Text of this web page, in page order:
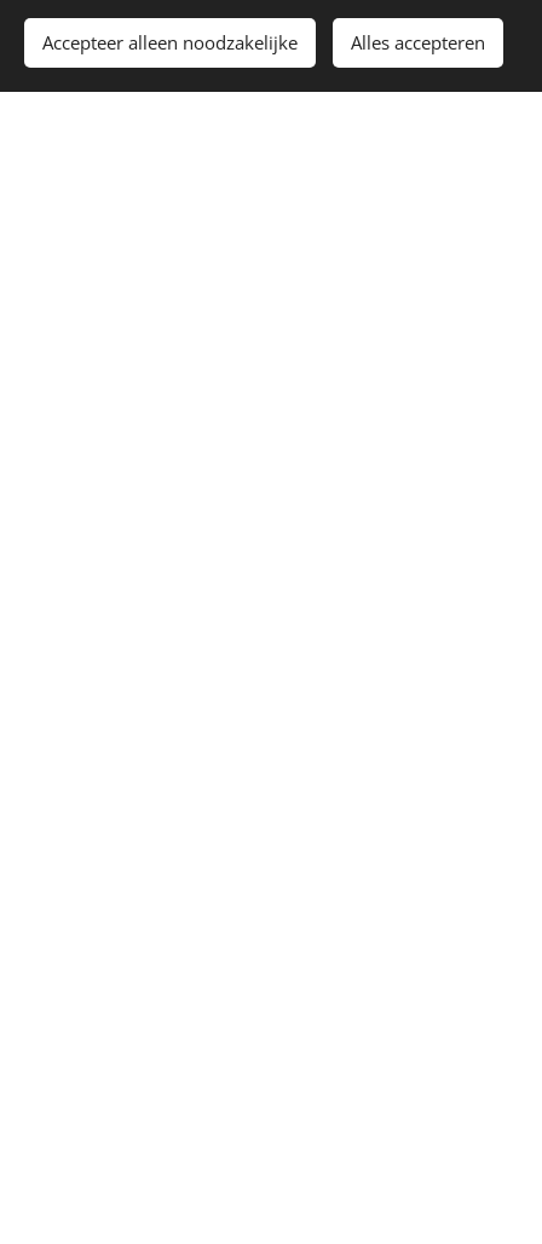
neem mij ook de ruimte om te voelen of het voor mij
goed voelt. Hebben we beide een goed gevoel dan
beginnen we een sessie. Het is lastig om heel concreet
Accepteer alleen noodzakelijke Alles accepteren